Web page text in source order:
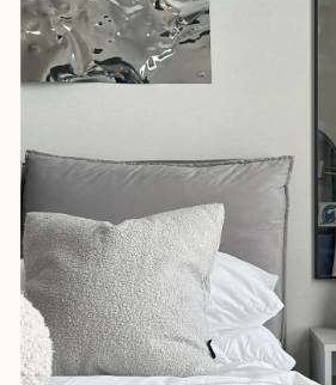
По нашему мнению именно такая
планировка в студии вытянутой
формы — идеальна. Позволяет создать
множество мест хранения, сделать
встроенный холодильник, добавить
комод, зону ТВ, рабочее место
и отдельный обеденный стол.